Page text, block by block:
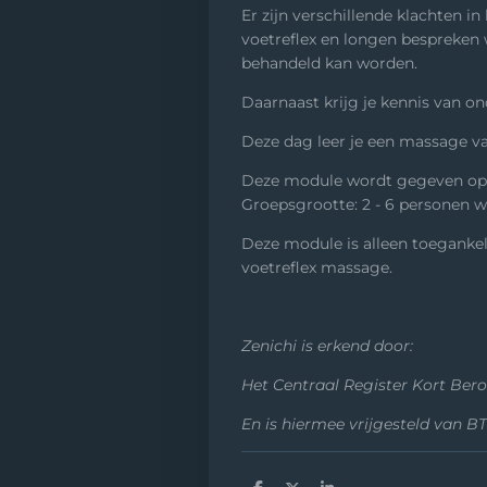
Er zijn verschillende klachten
voetreflex en longen
behandeld kan worden.
Daarnaast krijg je kennis van
Deze dag leer je een massage
Deze module wordt gegeven
Groepsgrootte: 2 - 6 personen
Deze module is alleen
voetreflex massage.
Zenichi is erkend door:
Het Centraal Register Kort
En is hiermee vrijgesteld van